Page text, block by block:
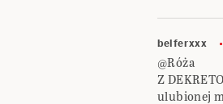
belferxxx
@Róża
Z
ulubionej